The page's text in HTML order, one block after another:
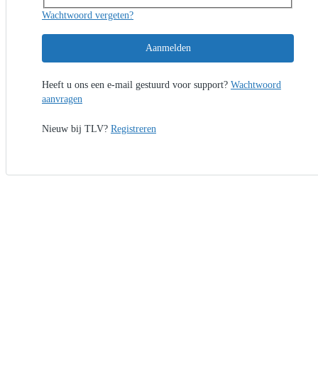
Wachtwoord vergeten?
Aanmelden
Heeft u ons een e-mail gestuurd voor support? Wachtwoord
aanvragen
Nieuw bij TLV? Registreren